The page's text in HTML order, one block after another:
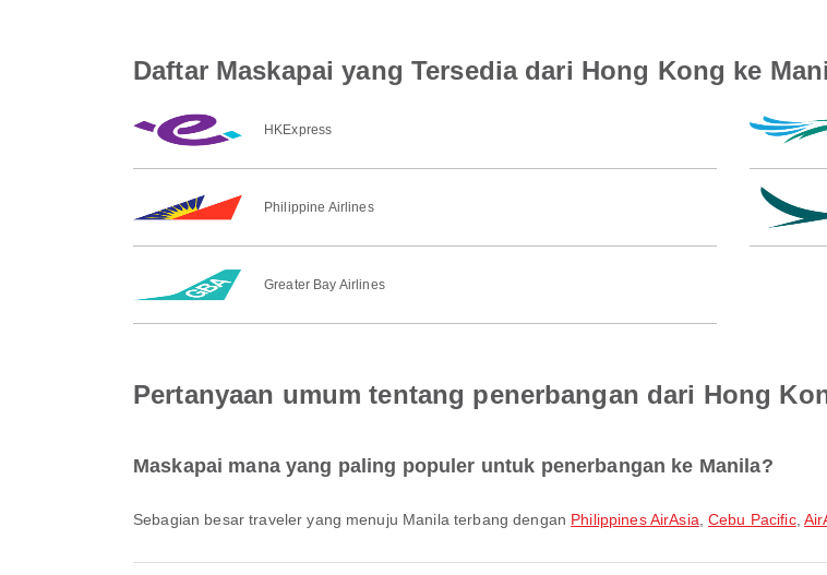
Daftar Maskapai yang Tersedia dari Hong Kong ke
HKExpress
Philippine Airlines
Greater Bay Airlines
Pertanyaan umum tentang penerbangan dari Hong
Maskapai mana yang paling populer untuk penerbangan ke Manila?
Sebagian besar traveler yang menuju Manila terbang dengan Philippines AirAsia ,Cebu Pacific,